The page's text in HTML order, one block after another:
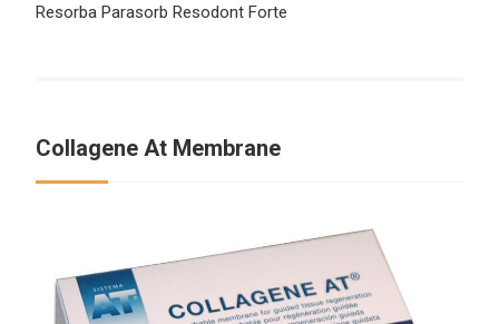
Resorba Parasorb Resodont Forte
Collagene At Membrane